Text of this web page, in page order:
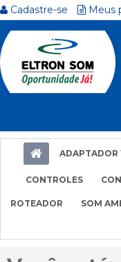
Cadastre-se Meus
ADAPTADOR
CONTROLES
ROTEADOR SOM